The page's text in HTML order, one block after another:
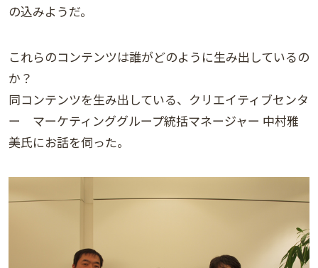
の込みようだ。
これらのコンテンツは誰がどのように生み出しているの
か？
同コンテンツを生み出している、クリエイティブセンタ
ー マーケティンググループ統括マネージャー 中村雅
美氏にお話を伺った。